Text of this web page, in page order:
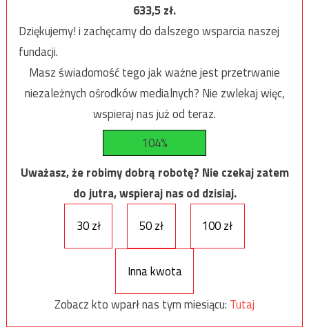
633,5zł.
Dziękujemy! i zachęcamy do dalszego wsparcia naszej
fundacji.
Masz świadomość tego jak ważne jest przetrwanie
niezależnych ośrodków medialnych? Nie zwlekaj więc,
wspieraj nas już od teraz.
104%
Uważasz, że robimy dobrą robotę? Nie czekaj zatem
do jutra, wspieraj nas od dzisiaj.
30 zł
50 zł 100 zł
Inna kwota
Zobacz kto wparł nas tym miesiącu: Tutaj